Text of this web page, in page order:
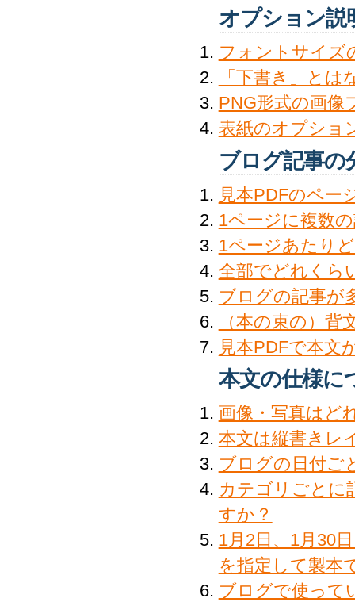
オプション説
フォントサイズ
「下書き」とは
PNG形式の画像
表紙のオプショ
ブログ記事の
見本PDFのペー
1ページに複数
1ページあたり
全部でどれくら
ブログの記事が
（本の束の）
見本PDFで本文
本文の仕様に
画像・写真はど
本文は縦書きレ
ブログの日付ご
カテゴリごとに
すか？
1月2日、1月30
を指定して製本
ブログで使って